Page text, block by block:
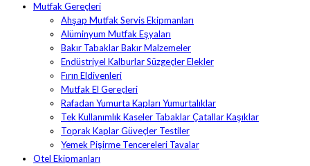
Mutfak Gereçleri
Ahşap Mutfak Servis Ekipmanları
Alüminyum Mutfak Eşyaları
Bakır Tabaklar Bakır Malzemeler
Endüstriyel Kalburlar Süzgeçler Elekler
Fırın Eldivenleri
Mutfak El Gereçleri
Rafadan Yumurta Kapları Yumurtalıklar
Tek Kullanımlık Kaseler Tabaklar Çatallar Kaşıklar
Toprak Kaplar Güveçler Testiler
Yemek Pişirme Tencereleri Tavalar
Otel Ekipmanları